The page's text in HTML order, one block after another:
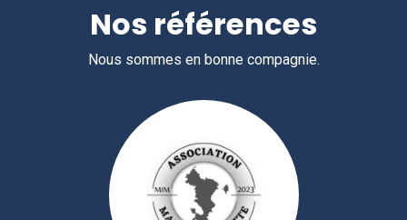
Nos références
Nous sommes en bonne compagnie.